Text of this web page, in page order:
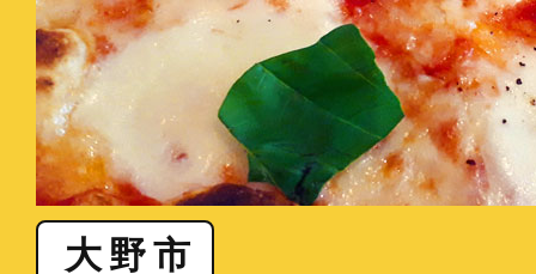
大野市